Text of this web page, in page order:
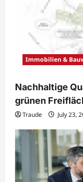
Immobilien &
Nachhaltige
grünen
Traude July 23,